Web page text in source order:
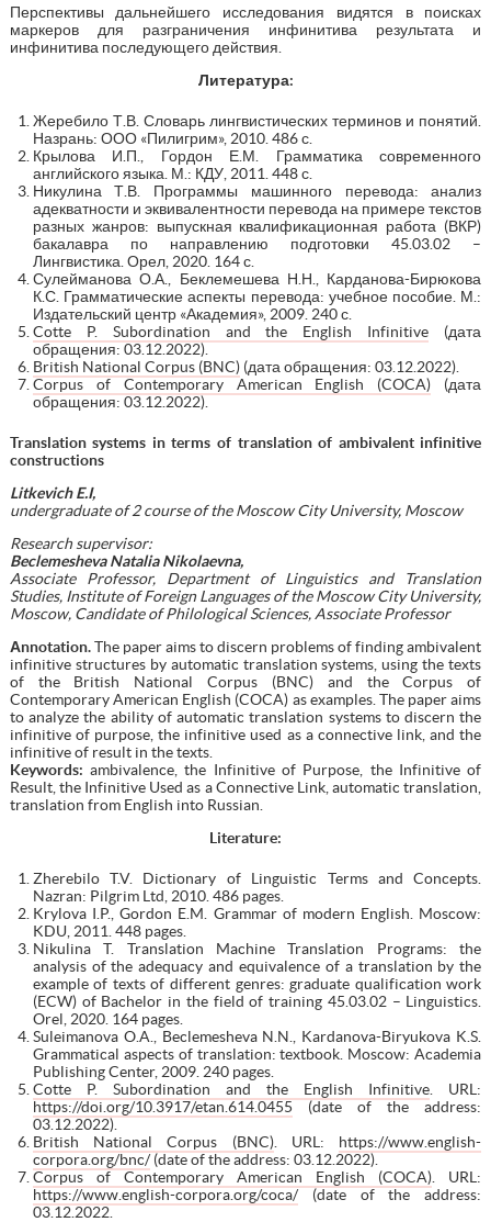
Перспективы дальнейшего исследования видятся в поисках
маркеров для разграничения инфинитива результата и
инфинитива последующего действия.
Литература:
Жеребило Т.В. Словарь лингвистических терминов и понятий.
Назрань: ООО «Пилигрим», 2010. 486 с.
Крылова И.П., Гордон Е.М. Грамматика современного
английского языка. М.: КДУ, 2011. 448 с.
Никулина Т.В. Программы машинного перевода: анализ
адекватности и эквивалентности перевода на примере текстов
разных жанров: выпускная квалификационная работа (ВКР)
бакалавра по направлению подготовки 45.03.02 –
Лингвистика. Орел, 2020. 164 с.
Сулейманова О.А., Беклемешева Н.Н., Карданова-Бирюкова
К.С. Грамматические аспекты перевода: учебное пособие. М.:
Издательский центр «Академия», 2009. 240 с.
Cotte P. Subordination and the English Infinitive (дата
обращения: 03.12.2022).
British National Corpus (BNC)(дата обращения: 03.12.2022).
Corpus of Contemporary American English (COCA) (дата
обращения: 03.12.2022).
Translation systems in terms of translation of ambivalent infinitive
constructions
Litkevich E.I,
undergraduate of 2 course of the Moscow City University, Moscow
Research supervisor:
Beclemesheva Natalia Nikolaevna,
Associate Professor, Department of Linguistics and Translation
Studies, Institute of Foreign Languages of the Moscow City University,
Moscow, Candidate of Philological Sciences, Associate Professor
Аnnotation.The paper aims to discern problems of finding ambivalent
infinitive structures by automatic translation systems, using the texts
of the British National Corpus (BNC) and the Corpus of
Contemporary American English (COCA) as examples. The paper aims
to analyze the ability of automatic translation systems to discern the
infinitive of purpose, the infinitive used as a connective link, and the
infinitive of result in the texts.
Keywords:ambivalence, the Infinitive of Purpose, the Infinitive of
Result, the Infinitive Used as a Connective Link, automatic translation,
translation from English into Russian.
Literature:
Zherebilo T.V. Dictionary of Linguistic Terms and Concepts.
Nazran: Pilgrim Ltd, 2010. 486 pages.
Krylova I.P., Gordon E.M. Grammar of modern English. Moscow:
KDU, 2011. 448 pages.
Nikulina T. Translation Machine Translation Programs: the
analysis of the adequacy and equivalence of a translation by the
example of texts of different genres: graduate qualification work
(ECW) of Bachelor in the field of training 45.03.02 – Linguistics.
Orel, 2020. 164 pages.
Suleimanova O.A., Beclemesheva N.N., Kardanova-Biryukova K.S.
Grammatical aspects of translation: textbook. Moscow: Academia
Publishing Center, 2009. 240 pages.
Cotte P. Subordination and the English Infinitive . URL:
https://doi.org/10.3917/etan.614.0455 (date of the address:
03.12.2022).
British National Corpus (BNC). URL: https://www.english-
corpora.org/bnc/(date of the address: 03.12.2022).
Corpus of Contemporary American English (COCA) . URL:
https://www.english-corpora.org/coca/(date of the address:
03.12.2022.